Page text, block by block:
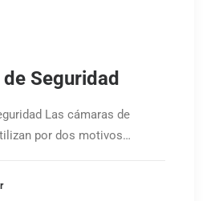
Seguridad
Las cámaras de
por dos motivos…